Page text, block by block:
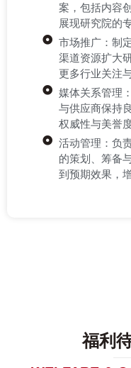
案，包括内容
展现研究院的
市场推广：制
渠道资源扩大
更多行业关注
媒体关系管理
与供应商保持
权威性与美誉
活动管理：负
的策划、筹备
到预期效果，
福利